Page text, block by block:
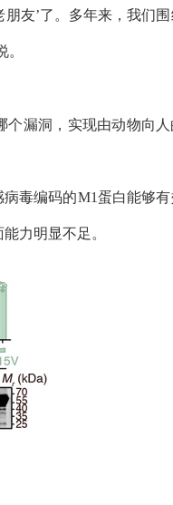
友’了。多年来，我们
个漏洞，实现由动物向
毒编码的M1蛋白能够
力明显不足。